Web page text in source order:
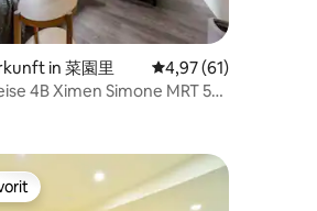
4,93 von 5, 27 Bewertungen
in 菜園里 Durchschnittliche
4,97 (61)
4B Ximen Simone MRT 5